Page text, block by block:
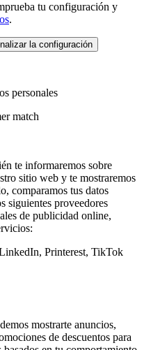
tu configuración y
.
la configuración
personales
match
te informaremos sobre
sitio web y te mostraremos
comparamos tus datos
siguientes proveedores
de publicidad online,
Printerest, TikTok
mostrarte anuncios,
de descuentos para